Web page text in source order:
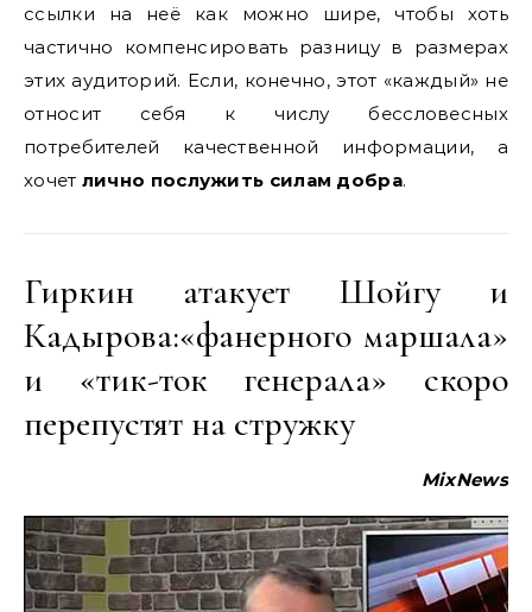
ссылки на неё как можно шире, чтобы хоть
частично компенсировать разницу в размерах
этих аудиторий. Если, конечно, этот «каждый» не
относит себя к числу бессловесных
потребителей качественной информации, а
хочет лично послужить силам добра.
Гиркин атакует Шойгу и
Кадырова:«фанерного маршала»
и «тик-ток генерала» скоро
перепустят на стружку
MixNews